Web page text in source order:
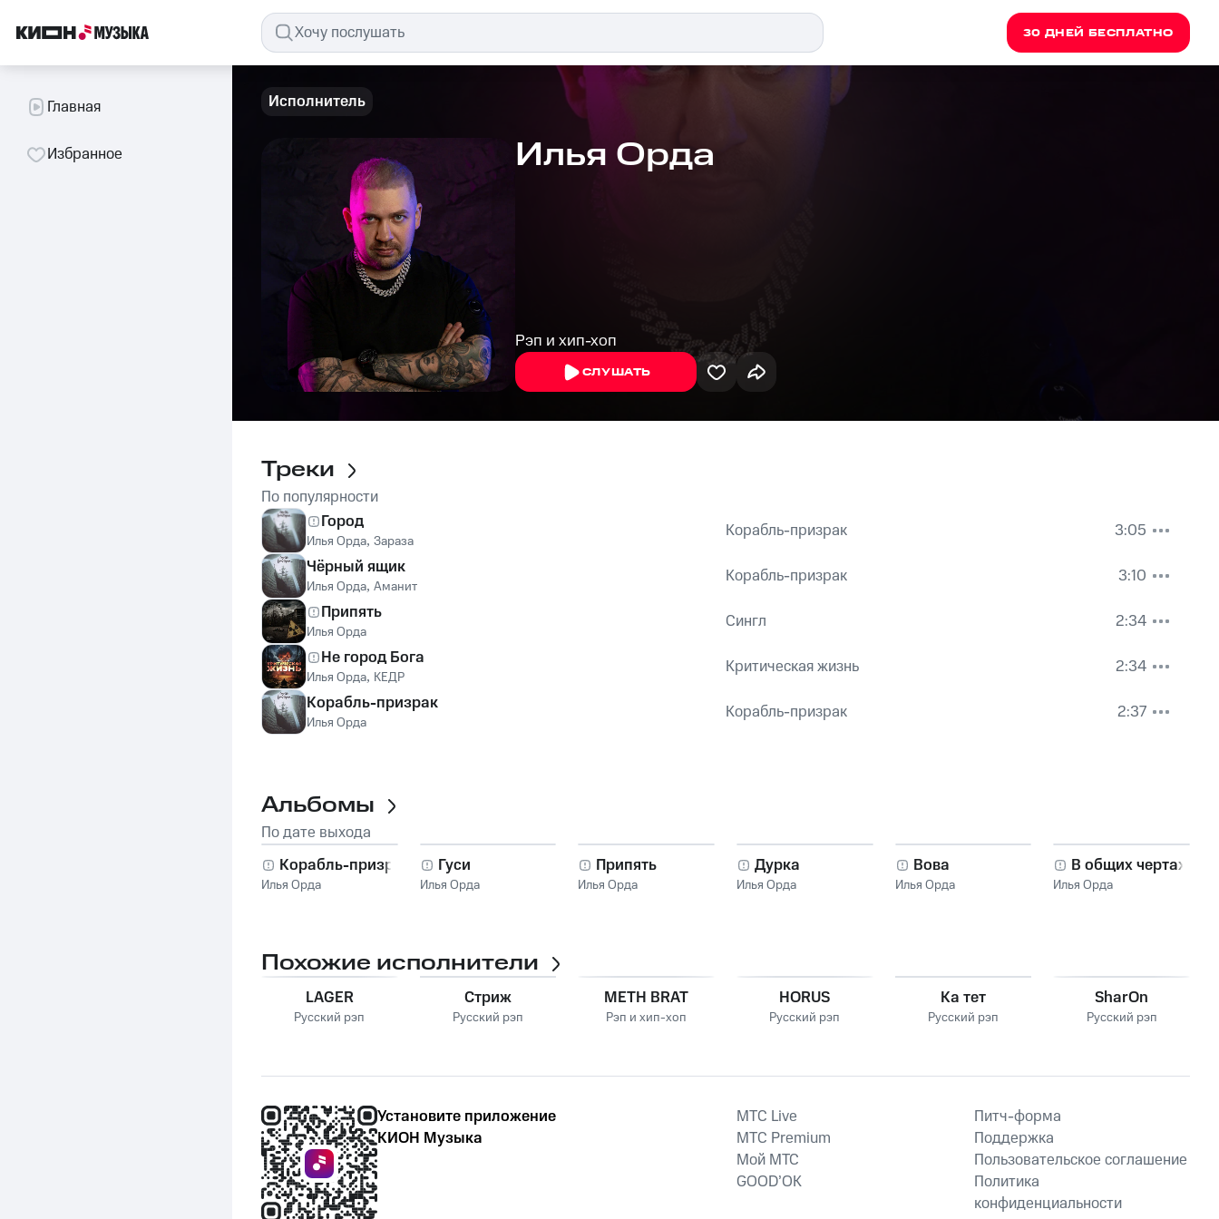
30 ДНЕЙ БЕСПЛАТНО
Главная
Избранное
Исполнитель
Илья Орда
Рэп и хип-хоп
СЛУШАТЬ
Треки
По популярности
Город
Илья Орда, Зараза Корабль-призрак
3:05
Чёрный ящик
Илья Орда, Аманит Корабль-призрак
3:10
Припять
Илья Орда Сингл
2:34
Не город Бога
Илья Орда, КЕДР Критическая жизнь
2:34
Корабль-призрак
Илья Орда Корабль-призрак 2:37
Альбомы
По дате выхода
Корабль-призрак
Илья Орда
Гуси
Илья Орда
Припять
Илья Орда
Дурка
Илья Орда
Вова
Илья Орда
В общих чертах
Илья Орда
Похожие исполнители
LAGER
Русский рэп
Стриж
Русский рэп
METH BRAT
Рэп и хип-хоп
HORUS
Русский рэп
Ка тет
Русский рэп
SharOn
Русский рэп
Установите приложение
КИОН Музыка
MTС Live
MTС Premium
Мой МТС
GOOD’OK
Питч-форма
Поддержка
Пользовательское соглашение
Политика
конфиденциальности